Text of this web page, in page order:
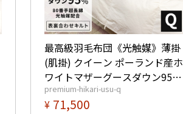
最高級羽毛布団《光触媒》薄掛
(肌掛) クイーン ポーランド産ホ
ワイトマザーグースダウン95%
(440dp以上) 羽毛量0.6kg 【6つ
星プレミアムゴールド取得】
premium-hikari-usu-q
¥ 71,500